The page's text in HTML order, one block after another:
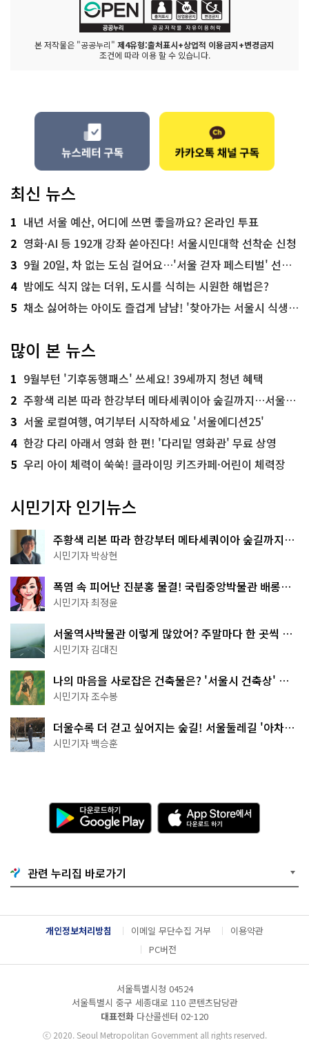
본 저작물은 "공공누리" 제4유형:출처표시+상업적 이용금지+변경금지
조건에 따라 이용 할 수 있습니다.
최신 뉴스
1 내년 서울 예산, 어디에 쓰면 좋을까요? 온라인 투표
2 영화·AI 등 192개 강좌 쏟아진다! 서울시민대학 선착순 신청
3 9월 20일, 차 없는 도심 걸어요…'서울 걷자 페스티벌' 선착순 5천명
4 밤에도 식지 않는 더위, 도시를 식히는 시원한 해법은?
5 채소 싫어하는 아이도 즐겁게 냠냠! '찾아가는 서울시 식생활 교육' 현장
많이 본 뉴스
1 9월부턴 '기후동행패스' 쓰세요! 39세까지 청년 혜택
2 주황색 리본 따라 한강부터 메타세쿼이아 숲길까지…서울둘레길 15코스
3 서울 로컬여행, 여기부터 시작하세요 '서울에디션25'
4 한강 다리 아래서 영화 한 편! '다리밑 영화관' 무료 상영
5 우리 아이 체력이 쑥쑥! 클라이밍 키즈카페·어린이 체력장
시민기자 인기뉴스
주황색 리본 따라 한강부터 메타세쿼이아 숲길까지…
서울둘레길 15코스
시민기자 박상현
폭염 속 피어난 진분홍 물결! 국립중앙박물관 배롱나
무 명소
시민기자 최정윤
서울역사박물관 이렇게 많았어? 주말마다 한 곳씩 떠
나는 역사 산책
시민기자 김대진
나의 마음을 사로잡은 건축물은? '서울시 건축상' 수
상작 공개!
시민기자 조수봉
더울수록 더 걷고 싶어지는 숲길! 서울둘레길 '아차산
코스'
시민기자 백승훈
다
운
로
기
G
o
g
l
e
A
p
p
e
서
다
운
관련 누리집 바로가기
개인정보처리방침 이메일 무단수집 거부
이용약관
PC버전
서울특별시청 04524
서울특별시 중구 세종대로 110 콘텐츠담당관
대표전화 다산콜센터 02-120
ⓒ2020. Seoul Metropolitan Government all rights reserved.